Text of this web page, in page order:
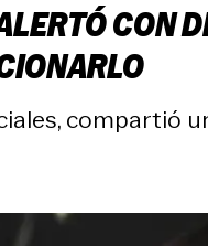
CON
compartió